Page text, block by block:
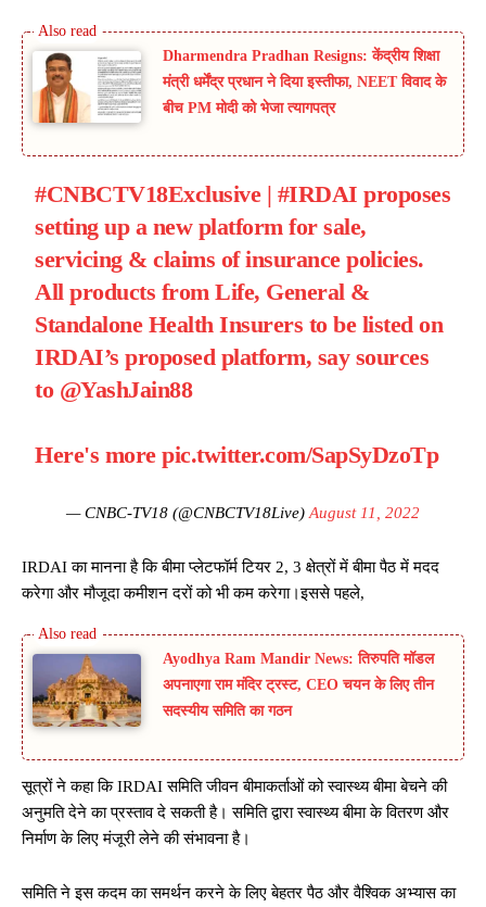
Dharmendra Pradhan Resigns: केंद्रीय शिक्षा
मंत्री धर्मेंद्र प्रधान ने दिया इस्तीफा, NEET विवाद के
बीच PM मोदी को भेजा त्यागपत्र
#CNBCTV18Exclusive| #IRDAI proposes
setting up a new platform for sale,
servicing & claims of insurance policies.
All products from Life, General &
Standalone Health Insurers to be listed on
IRDAI’s proposed platform, say sources
to @YashJain88
Here's morepic.twitter.com/SapSyDzoTp
— CNBC-TV18 (@CNBCTV18Live)August 11, 2022
IRDAI का मानना ​​है कि बीमा प्लेटफॉर्म टियर 2, 3 क्षेत्रों में बीमा पैठ में मदद
करेगा और मौजूदा कमीशन दरों को भी कम करेगा।इससे पहले,
Ayodhya Ram Mandir News: तिरुपति मॉडल
अपनाएगा राम मंदिर ट्रस्ट, CEO चयन के लिए तीन
सदस्यीय समिति का गठन
सूत्रों ने कहा कि IRDAI समिति जीवन बीमाकर्ताओं को स्वास्थ्य बीमा बेचने की
अनुमति देने का प्रस्ताव दे सकती है। समिति द्वारा स्वास्थ्य बीमा के वितरण और
निर्माण के लिए मंजूरी लेने की संभावना है।
समिति ने इस कदम का समर्थन करने के लिए बेहतर पैठ और वैश्विक अभ्यास का